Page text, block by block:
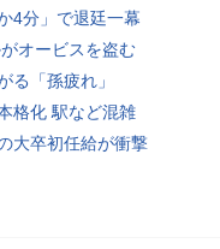
4分」で退廷一幕
オービスを盗む
る「孫疲れ」
格化 駅など混雑
大卒初任給が衝撃